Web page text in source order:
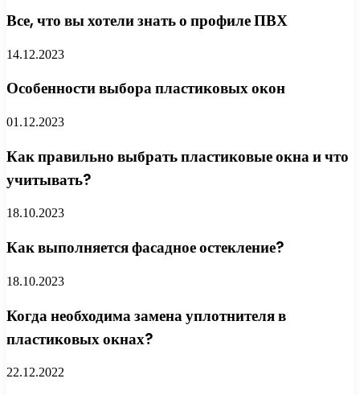
Все, что вы хотели знать о профиле ПВХ
14.12.2023
Особенности выбора пластиковых окон
01.12.2023
Как правильно выбрать пластиковые окна и что
учитывать?
18.10.2023
Как выполняется фасадное остекление?
18.10.2023
Когда необходима замена уплотнителя в
пластиковых окнах?
22.12.2022